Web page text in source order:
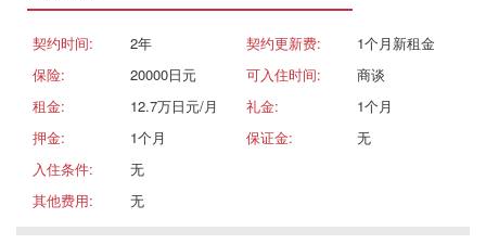
契约时间: 2年 契约更新费:
1个月新租金
保险:
20000日元 可入住时间:
商谈
租金:
12.7万日元/月 礼金:
1个月
押金:
1个月 保证金:
无
入住条件:
无
其他费用:
无